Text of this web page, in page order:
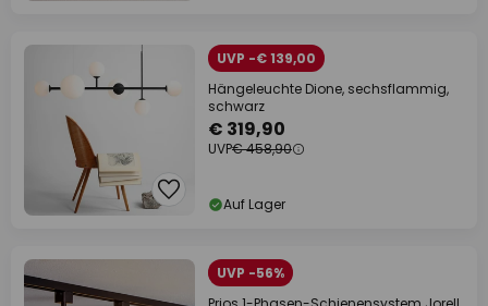
UVP -€ 139,00
Hängeleuchte Dione, sechsflammig,
schwarz
€ 319,90
UVP€ 458,90
Auf Lager
UVP -56%